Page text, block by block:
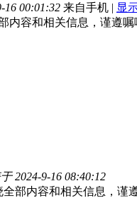
16 00:01:32 来自手机 | 显
内容和相关信息，谨遵嘱
2024-9-16 08:40:12
全部内容和相关信息，谨